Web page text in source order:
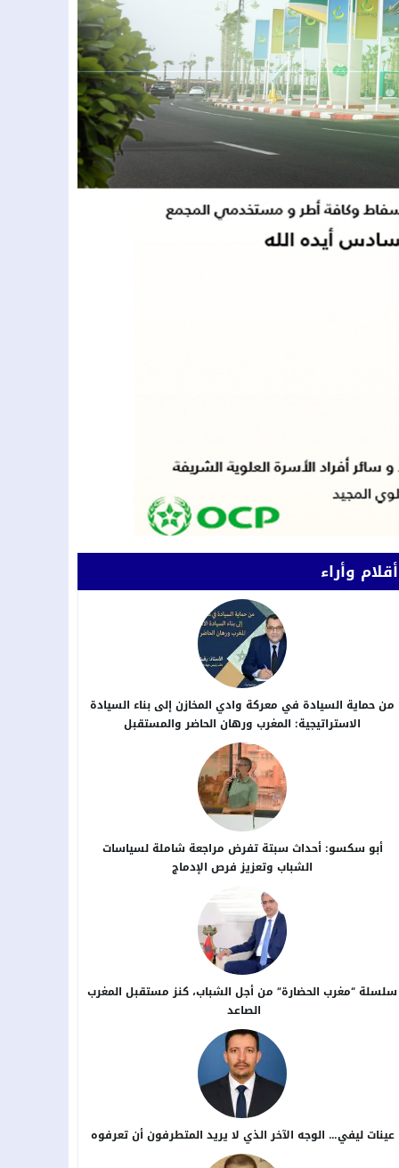
أقلام وأراء
من حماية السيادة في معركة وادي المخازن إلى بناء السيادة
الاستراتيجية: المغرب ورهان الحاضر والمستقبل
أبو سكسو: أحداث سبتة تفرض مراجعة شاملة لسياسات
الشباب وتعزيز فرص الإدماج
سلسلة “مغرب الحضارة” من أجل ​الشباب، كنز مستقبل المغرب
الصاعد
عينات ليفي… الوجه الآخر الذي لا يريد المتطرفون أن تعرفوه